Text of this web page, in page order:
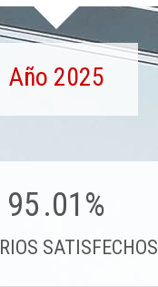
Año 2025
95.01%
SATISFECHOS